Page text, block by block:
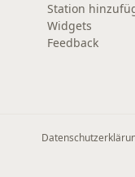
Station
Widgets
Feedback